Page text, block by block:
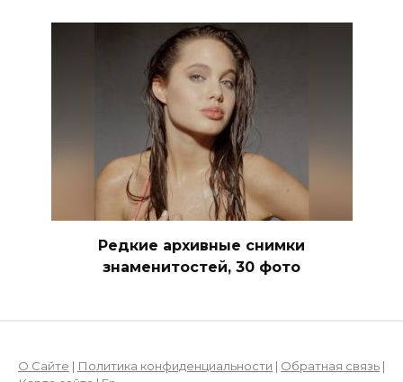
Редкие архивные снимки
знаменитостей, 30 фото
О Сайте | Политика конфиденциальности | Обратная связь |